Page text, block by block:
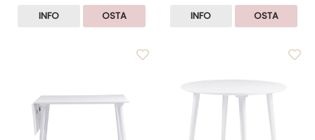
INFO OSTA INFO OSTA